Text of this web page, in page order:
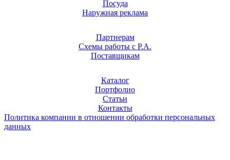
Посуда
Наружная реклама
Партнерам
Схемы работы с Р.А.
Поставщикам
Каталог
Портфолио
Статьи
Контакты
Политика компании в отношении обработки персональных
данных